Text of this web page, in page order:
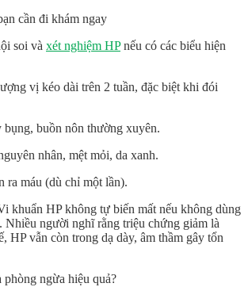
cần đi khám ngay
soi và xét nghiệm HPnếu có các biểu hiện
vị kéo dài trên 2 tuần, đặc biệt khi đói
bụng, buồn nôn thường xuyên.
nhân, mệt mỏi, da xanh.
ra máu (dù chỉ một lần).
khuẩn HPkhông tự biến mất nếu không dùng
Nhiều người nghĩ rằng triệu chứng giảm là
HP vẫn còn trong dạ dày, âm thầm gây tổn
ngừa hiệu quả?